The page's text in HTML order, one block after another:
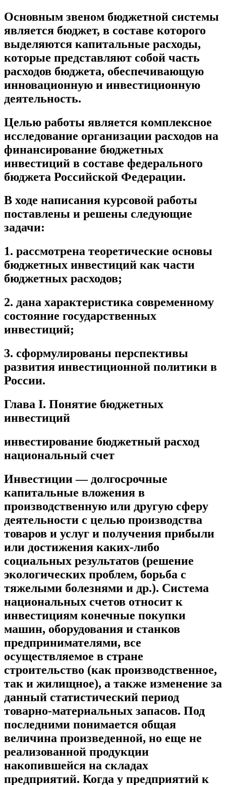
Основным звеном бюджетной системы
является бюджет, в составе которого
выделяются капитальные расходы,
которые представляют собой часть
расходов бюджета, обеспечивающую
инновационную и инвестиционную
деятельность.
Целью работы является комплексное
исследование организации расходов на
финансирование бюджетных
инвестиций в составе федерального
бюджета Российской Федерации.
В ходе написания курсовой работы
поставлены и решены следующие
задачи:
1. рассмотрена теоретические основы
бюджетных инвестиций как части
бюджетных расходов;
2. дана характеристика современному
состояние государственных
инвестиций;
3. сформулированы перспективы
развития инвестиционной политики в
России.
Глава I. Понятие бюджетных
инвестиций
инвестирование бюджетный расход
национальный счет
Инвестиции — долгосрочные
капитальные вложения в
производственную или другую сферу
деятельности с целью производства
товаров и услуг и получения прибыли
или достижения каких-либо
социальных результатов (решение
экологических проблем, борьба с
тяжелыми болезнями и др.). Система
национальных счетов относит к
инвестициям конечные покупки
машин, оборудования и станков
предпринимателями, все
осуществляемое в стране
строительство (как производственное,
так и жилищное), а также изменение за
данный статистический период
товарно-материальных запасов. Под
последними понимается общая
величина произведенной, но еще не
реализованной продукции
накопившейся на складах
предприятий. Когда у предприятий к